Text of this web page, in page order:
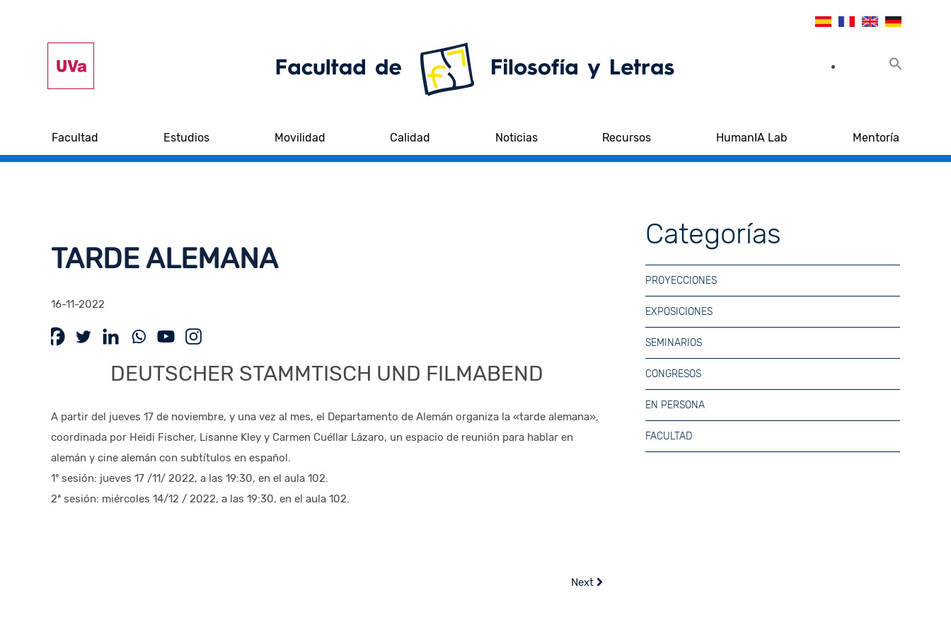
Facultad Estudios Movilidad Calidad Noticias Recursos HumanIA Lab Mentoría
TARDE ALEMANA
16-11-2022
DEUTSCHER STAMMTISCH UND FILMABEND
A partir del jueves 17 de noviembre, y una vez al mes, el Departamento de Alemán organiza la «tarde alemana»,
coordinada por Heidi Fischer, Lisanne Kley y Carmen Cuéllar Lázaro, un espacio de reunión para hablar en
alemán y cine alemán con subtítulos en español.
1º sesión: jueves 17 /11/ 2022, a las 19:30, en el aula 102.
2ª sesión: miércoles 14/12 / 2022, a las 19:30, en el aula 102.
Categorías
PROYECCIONES
EXPOSICIONES
SEMINARIOS
CONGRESOS
EN PERSONA
FACULTAD
Next